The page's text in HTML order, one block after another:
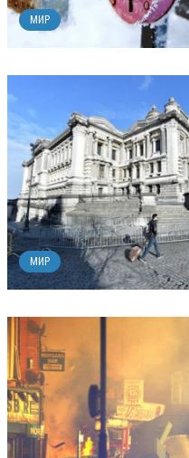
МИР
МИР